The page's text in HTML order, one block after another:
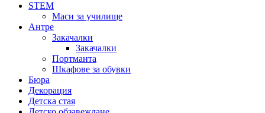
STEM
Маси за училище
Антре
Закачалки
Закачалки
Портманта
Шкафове за обувки
Бюра
Декорация
Детска стая